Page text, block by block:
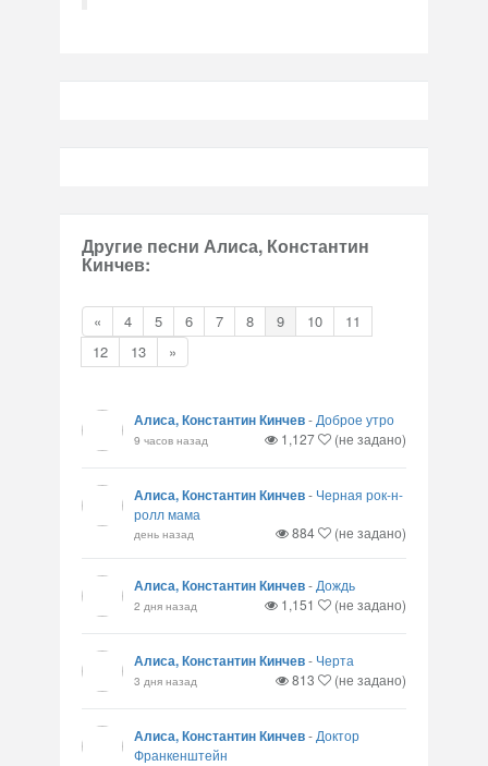
Другие песни Алиса, Константин
Кинчев:
« 4 5 6 7 8 9 10
11
12
13 »
Алиса, Константин Кинчев- Доброе утро
9 часов назад 1,127 (не задано)
Алиса, Константин Кинчев- Черная рок-н-
ролл мама
день назад 884 (не задано)
Алиса, Константин Кинчев- Дождь
2 дня назад 1,151 (не задано)
Алиса, Константин Кинчев- Черта
3 дня назад 813 (не задано)
Алиса, Константин Кинчев- Доктор
Франкенштейн